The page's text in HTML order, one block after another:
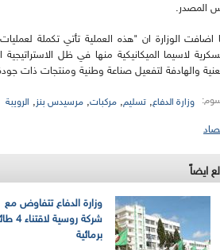
المصدر.
اضافت الوزارة ان "هذه العملية تأتي تكملة
لاسيما الميكانيكية منها في ظل
والهادفة لتفعيل صناعة وطنية ومنتجات ذات
وزارة الدفاع, تسليم, مركبات, مرسيدس بنز, الرويبة
ايضاً
وزارة الدفاع تتفاوض مع
شركة
برمائية